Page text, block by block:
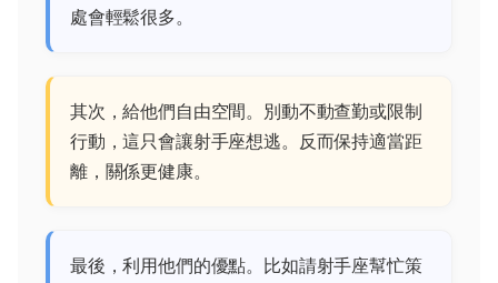
處會輕鬆很多。
其次，給他們自由空間。別動不動查勤或限制
行動，這只會讓射手座想逃。反而保持適當距
離，關係更健康。
最後，利用他們的優點。比如請射手座幫忙策